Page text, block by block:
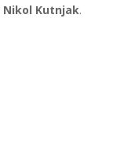
Nikol Kutnjak.